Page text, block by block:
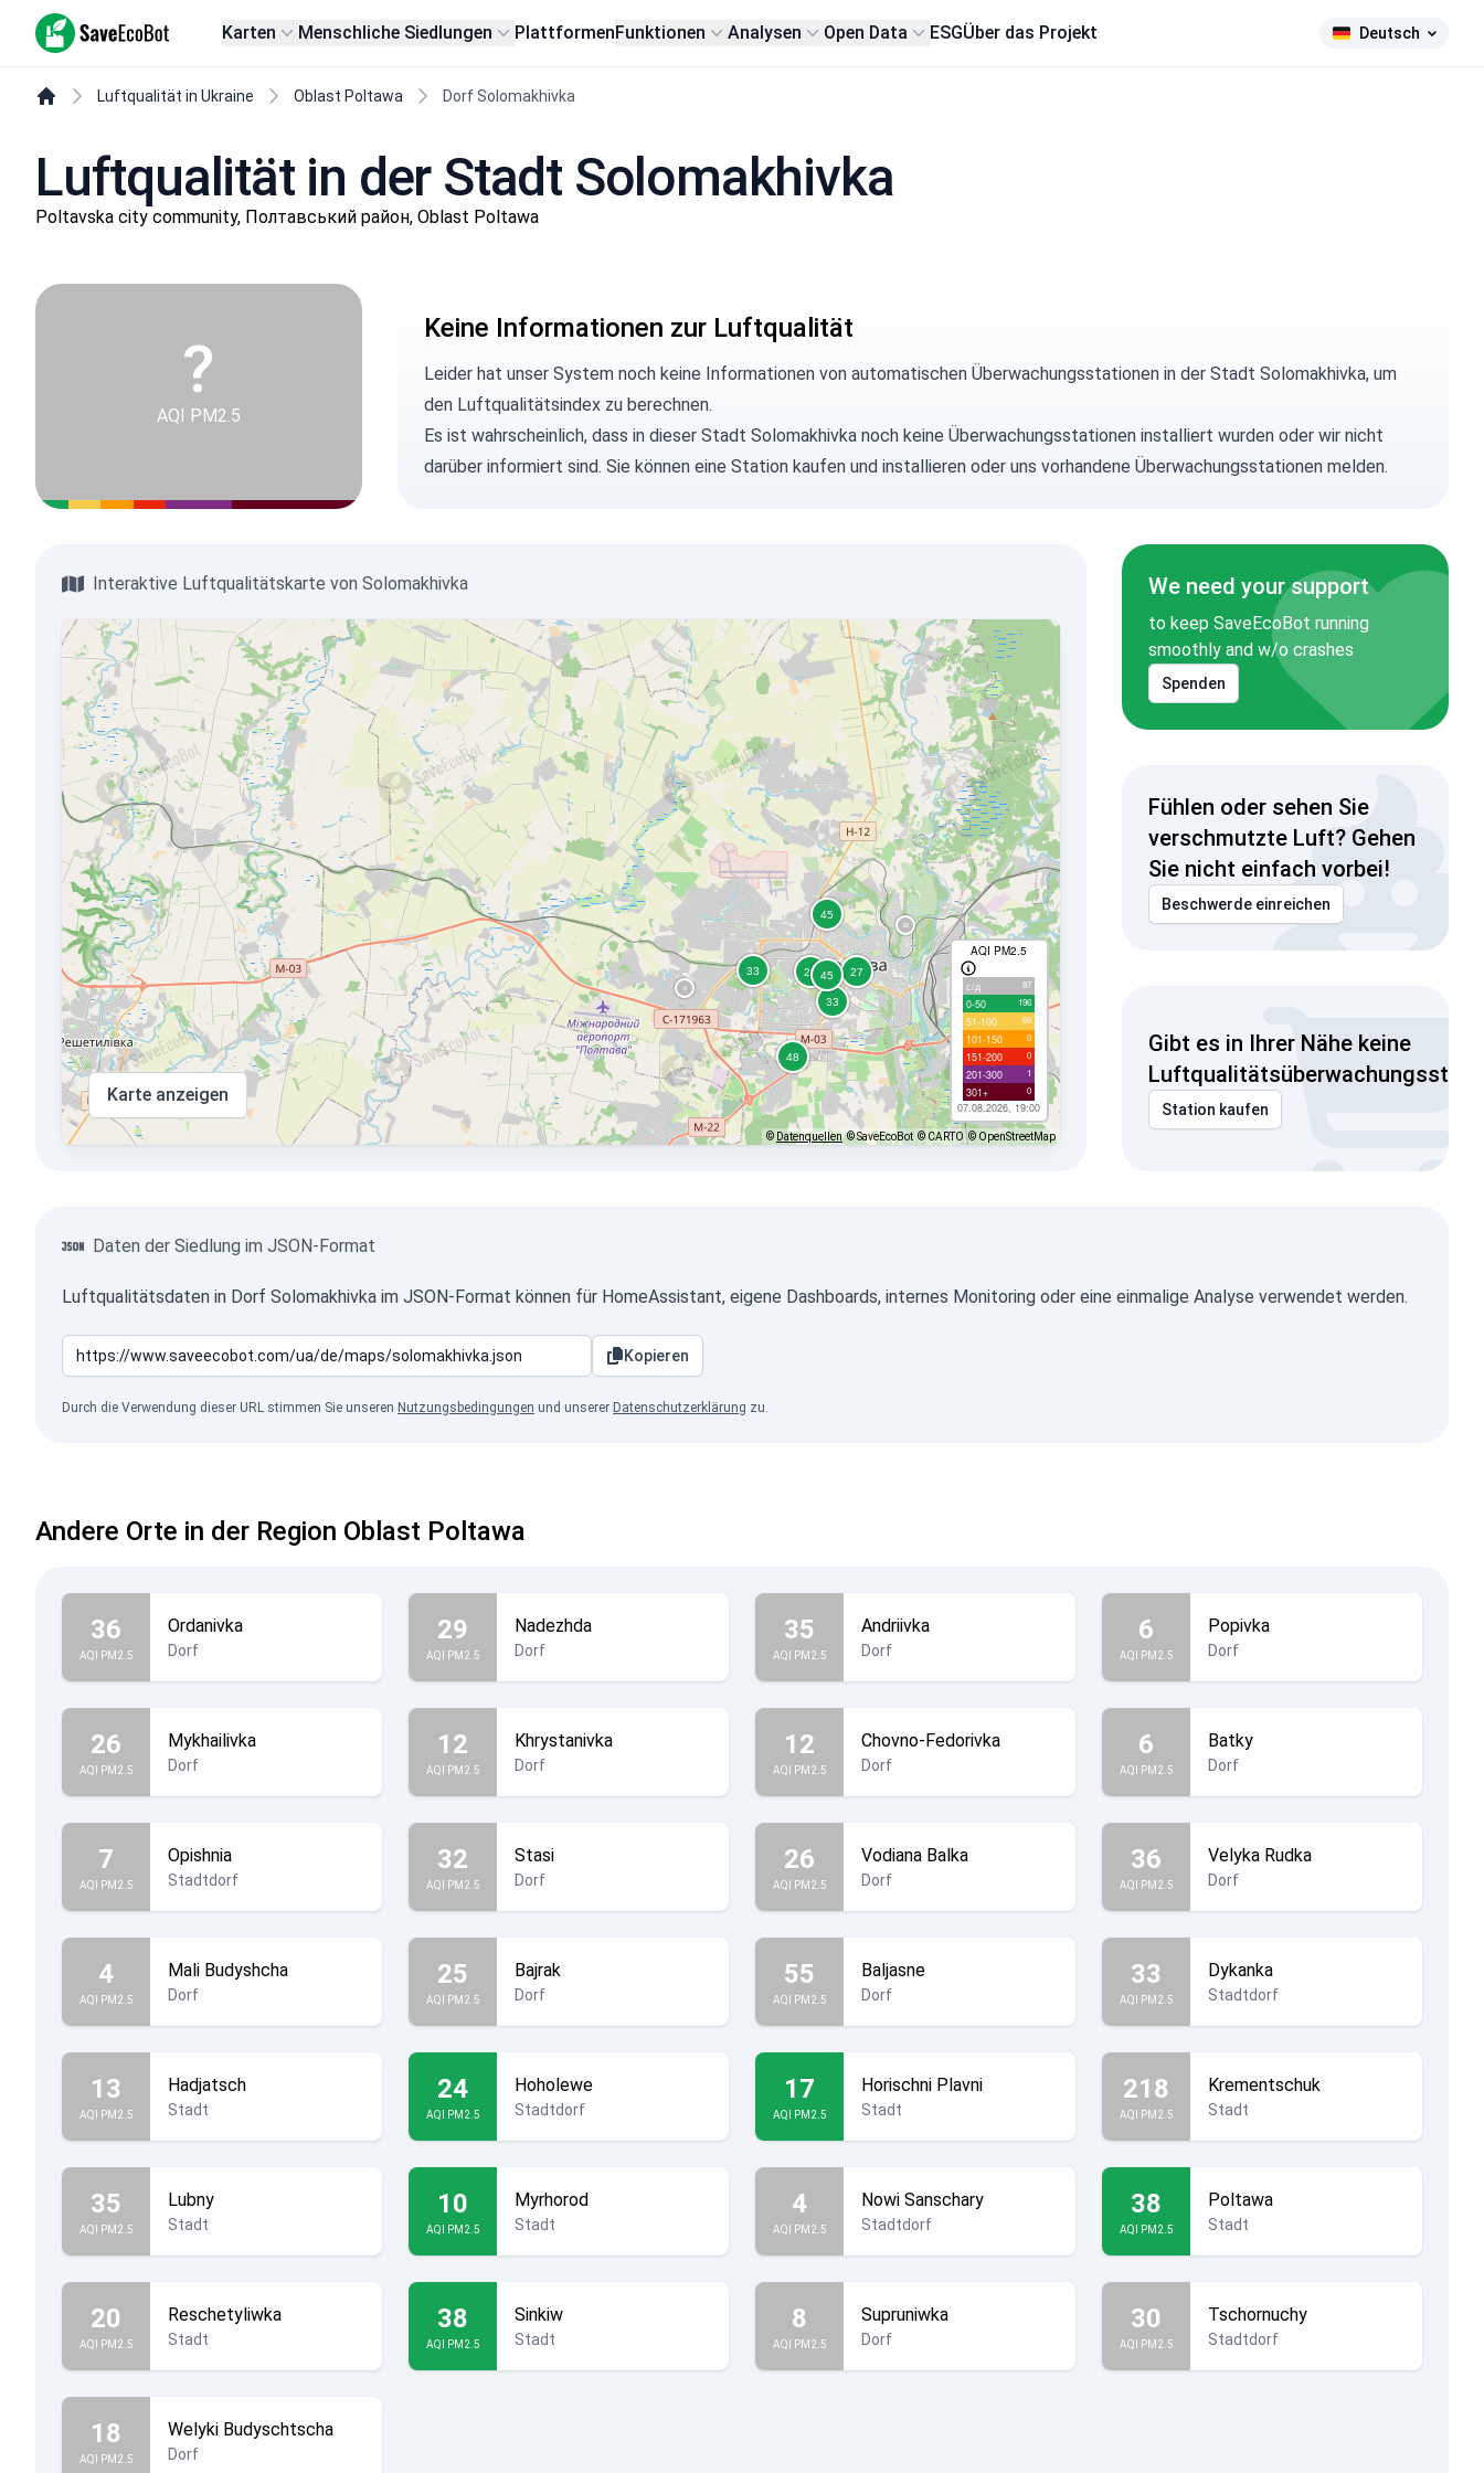
SaveEcoBot Karten Menschliche Siedlungen PlattformenFunktionen Analysen Open Data ESGÜber das Projekt Deutsch
Luftqualität in Ukraine Oblast Poltawa Dorf Solomakhivka
Luftqualität in der Stadt Solomakhivka
Poltavska city community, Полтавський район, Oblast Poltawa
?
AQI PM2.5
Keine Informationen zur Luftqualität
Leider hat unser System noch keine Informationen von automatischen Überwachungsstationen in der Stadt Solomakhivka, um
den Luftqualitätsindex zu berechnen.
Es ist wahrscheinlich, dass in dieser Stadt Solomakhivka noch keine Überwachungsstationen installiert wurden oder wir nicht
darüber informiert sind. Sie können eine Station kaufen und installieren oder uns vorhandene Überwachungsstationen melden.
Interaktive Luftqualitätskarte von Solomakhivka
AQI PM2.5
с/д 87
0-50 196
51-100 66
101-150 0
151-200 0
201-300 1
301+ 0
07.08.2026, 19:00
Karte anzeigen
© Datenquellen © SaveEcoBot © CARTO © OpenStreetMap
We need your support
to keep SaveEcoBot running
smoothly and w/o crashes
Spenden
Fühlen oder sehen Sie
verschmutzte Luft? Gehen
Sie nicht einfach vorbei!
Beschwerde einreichen
Gibt es in Ihrer Nähe keine
Station kaufen
Daten der Siedlung im JSON-Format
Luftqualitätsdaten in Dorf Solomakhivka im JSON-Format können für HomeAssistant, eigene Dashboards, internes Monitoring oder eine einmalige Analyse verwendet werden.
Kopieren
Durch die Verwendung dieser URL stimmen Sie unseren Nutzungsbedingungen und unserer Datenschutzerklärung zu.
Andere Orte in der Region Oblast Poltawa
36
AQI PM2.5
Ordanivka
Dorf
29
AQI PM2.5
Nadezhda
Dorf
35
AQI PM2.5
Andriivka
Dorf
6
AQI PM2.5
Popivka
Dorf
26
AQI PM2.5
Mykhailivka
Dorf
12
AQI PM2.5
Khrystanivka
Dorf
12
AQI PM2.5
Chovno-Fedorivka
Dorf
6
AQI PM2.5
Batky
Dorf
7
AQI PM2.5
Opishnia
Stadtdorf
32
AQI PM2.5
Stasi
Dorf
26
AQI PM2.5
Vodiana Balka
Dorf
36
AQI PM2.5
Velyka Rudka
Dorf
4
AQI PM2.5
Mali Budyshcha
Dorf
25
AQI PM2.5
Bajrak
Dorf
55
AQI PM2.5
Baljasne
Dorf
33
AQI PM2.5
Dykanka
Stadtdorf
13
AQI PM2.5
Hadjatsch
Stadt
24
AQI PM2.5
Hoholewe
Stadtdorf
17
AQI PM2.5
Horischni Plavni
Stadt
218
AQI PM2.5
Krementschuk
Stadt
35
AQI PM2.5
Lubny
Stadt
10
AQI PM2.5
Myrhorod
Stadt
4
AQI PM2.5
Nowi Sanschary
Stadtdorf
38
AQI PM2.5
Poltawa
Stadt
20
AQI PM2.5
Reschetyliwka
Stadt
38
AQI PM2.5
Sinkiw
Stadt
8
AQI PM2.5
Supruniwka
Dorf
30
AQI PM2.5
Tschornuchy
Stadtdorf
18
AQI PM2.5
Welyki Budyschtscha
Dorf